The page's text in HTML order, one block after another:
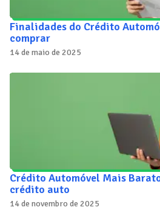
Finalidades do Crédito
comprar
14 de maio de 2025
Crédito Automóvel Mais
crédito auto
14 de novembro de 2025